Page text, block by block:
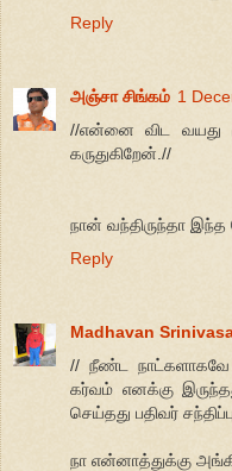
Reply
அஞ்சா சிங்கம் 1
//என்னை விட வயது
கருதுகிறேன்.//
நான் வந்திருந்தா இந்த
Reply
Madhavan
// நீண்ட நாட்களாகவே
கர்வம் எனக்கு
செய்தது பதிவர்
நா என்னாத்துக்கு